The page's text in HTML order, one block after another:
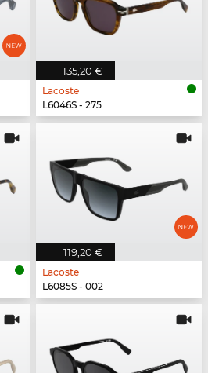
135,20 €
Lacoste
L6046S - 275
119,20 €
Lacoste
L6085S - 002